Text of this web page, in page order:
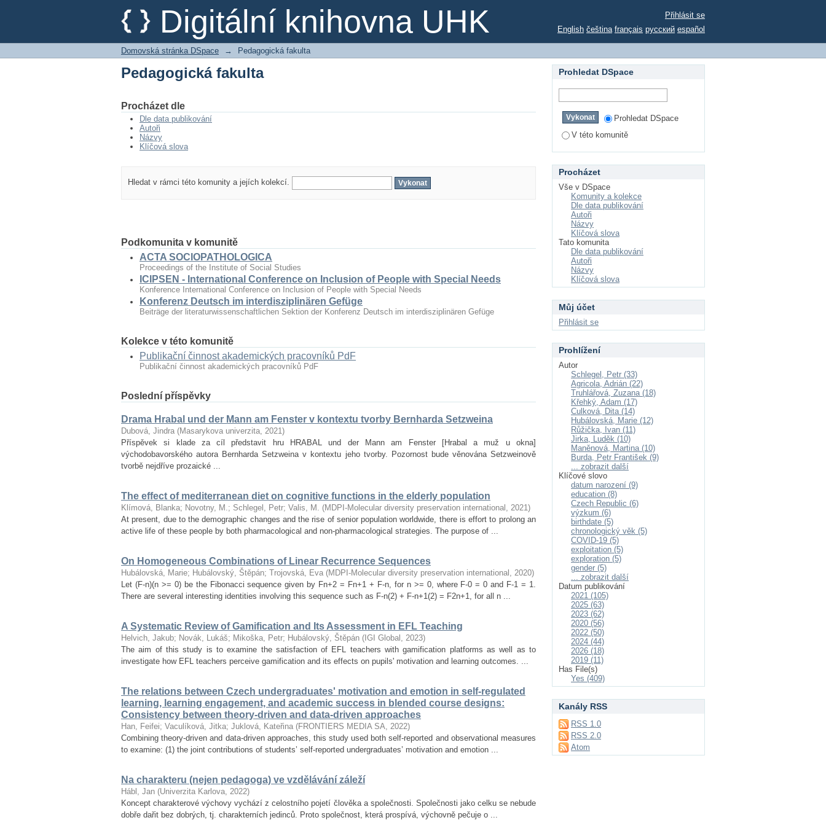
Digitální knihovna UHK
Pedagogická fakulta
Přihlásit se
English čeština français русский español
Domovská stránka DSpace → Pedagogická fakulta
Pedagogická fakulta
Procházet dle
Dle data publikování
Autoři
Názvy
Klíčová slova
Hledat v rámci této komunity a jejích kolekcí.
Podkomunita v komunitě
ACTA SOCIOPATHOLOGICA
Proceedings of the Institute of Social Studies
ICIPSEN - International Conference on Inclusion of People with Special Needs
Konference International Conference on Inclusion of People with Special Needs
Konferenz Deutsch im interdisziplinären Gefüge
Beiträge der literaturwissenschaftlichen Sektion der Konferenz Deutsch im interdisziplinären Gefüge
Kolekce v této komunitě
Publikační činnost akademických pracovníků PdF
Publikační činnost akademických pracovníků PdF
Poslední příspěvky
Drama Hrabal und der Mann am Fenster v kontextu tvorby Bernharda Setzweina
Dubová, Jindra (Masarykova univerzita, 2021)
Příspěvek si klade za cíl představit hru HRABAL und der Mann am Fenster [Hrabal a muž u okna]
východobavorského autora Bernharda Setzweina v kontextu jeho tvorby. Pozornost bude věnována Setzweinově
tvorbě nejdříve prozaické ...
The effect of mediterranean diet on cognitive functions in the elderly population
Klímová, Blanka; Novotny, M.; Schlegel, Petr; Valis, M. (MDPI-Molecular diversity preservation international , 2021)
At present, due to the demographic changes and the rise of senior population worldwide, there is effort to prolong an
active life of these people by both pharmacological and non‐pharmacological strategies. The purpose of ...
On Homogeneous Combinations of Linear Recurrence Sequences
Hubálovská, Marie; Hubálovský, Štěpán; Trojovská, Eva (MDPI-Molecular diversity preservation international , 2020)
Let (F-n)(n >= 0) be the Fibonacci sequence given by Fn+2 = Fn+1 + F-n, for n >= 0, where F-0 = 0 and F-1 = 1.
There are several interesting identities involving this sequence such as F-n(2) + F-n+1(2) = F2n+1, for all n ...
A Systematic Review of Gamification and Its Assessment in EFL Teaching
Helvich, Jakub; Novák, Lukáš; Mikoška, Petr; Hubálovský, Štěpán ( IGI Global , 2023)
The aim of this study is to examine the satisfaction of EFL teachers with gamification platforms as well as to
investigate how EFL teachers perceive gamification and its effects on pupils' motivation and learning outcomes. ...
The relations between Czech undergraduates' motivation and emotion in self-regulated
learning, learning engagement, and academic success in blended course designs:
Consistency between theory-driven and data-driven approaches
Han, Feifei; Vaculíková, Jitka; Juklová, Kateřina (FRONTIERS MEDIA SA, 2022)
Combining theory-driven and data-driven approaches, this study used both self-reported and observational measures
to examine: (1) the joint contributions of students’ self-reported undergraduates’ motivation and emotion ...
Na charakteru (nejen pedagoga) ve vzdělávání záleží
Hábl, Jan (Univerzita Karlova, 2022)
Koncept charakterové výchovy vychází z celostního pojetí člověka a společnosti. Společnosti jako celku se nebude
dobře dařit bez dobrých, tj. charakterních jedinců. Proto společnost, která prospívá, výchovně pečuje o ...
Prohledat DSpace
Prohledat DSpace
V této komunitě
Procházet
Vše v DSpace
Komunity a kolekce
Dle data publikování
Autoři
Názvy
Klíčová slova
Tato komunita
Dle data publikování
Autoři
Názvy
Klíčová slova
Můj účet
Přihlásit se
Prohlížení
Autor
Schlegel, Petr (33)
Agricola, Adrián (22)
Truhlářová, Zuzana (18)
Křehký, Adam (17)
Culková, Dita (14)
Hubálovská, Marie (12)
Růžička, Ivan (11)
Jirka, Luděk (10)
Maněnová, Martina (10)
Burda, Petr František (9)
... zobrazit další
Klíčové slovo
datum narození (9)
education (8)
Czech Republic (6)
výzkum (6)
birthdate (5)
chronologický věk (5)
COVID-19 (5)
exploitation (5)
exploration (5)
gender (5)
... zobrazit další
Datum publikování
2021 (105)
2025 (63)
2023 (62)
2020 (56)
2022 (50)
2024 (44)
2026 (18)
2019 (11)
Has File(s)
Yes (409)
Kanály RSS
RSS 1.0
RSS 2.0
Atom